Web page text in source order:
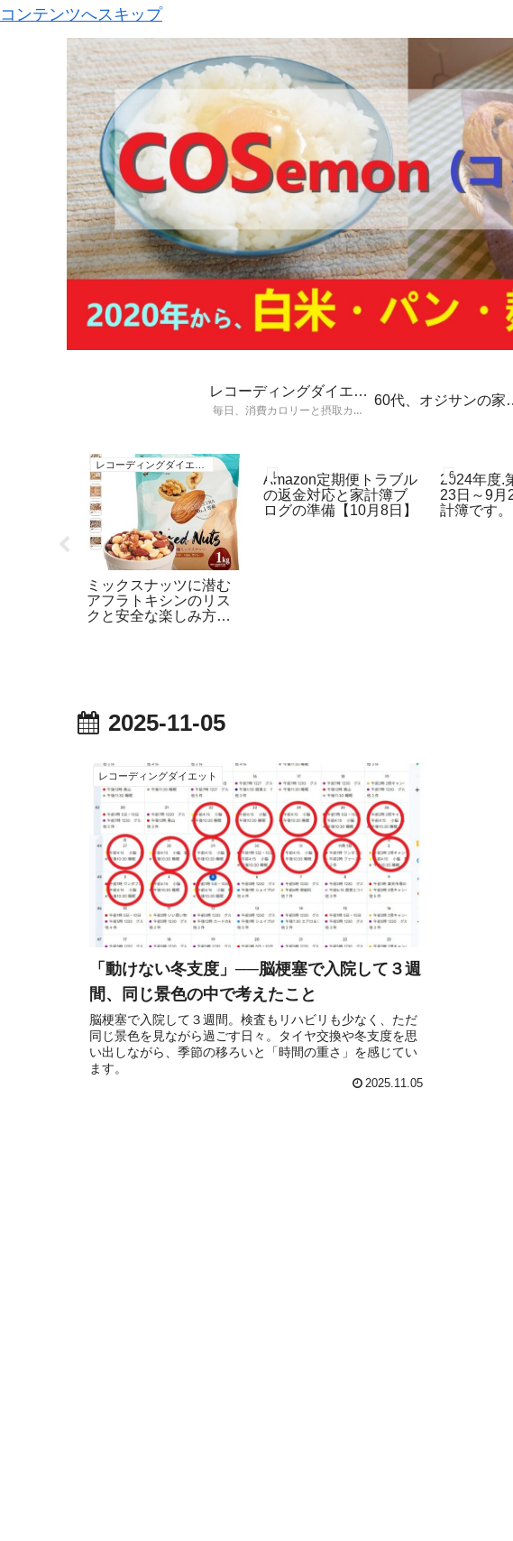
コンテンツへスキップ
レコーディングダイエッ
ト
毎日、消費カロリーと摂取カロ
60代、オジサンの家
ミックスナッツに潜む
アフラトキシンのリス
クと安全な楽しみ方【1
レコーディングダイエット
Amazon定期便トラブル
の返金対応と家計簿ブ
ログの準備【10月8日】
60代、オジサ
2024年度.
23日～9月
計簿です。
2025-11-05
レコーディングダイエット
「動けない冬支度」──脳梗塞で入院して３週
間、同じ景色の中で考えたこと
脳梗塞で入院して３週間。検査もリハビリも少なく、ただ
同じ景色を見ながら過ごす日々。タイヤ交換や冬支度を思
い出しながら、季節の移ろいと「時間の重さ」を感じてい
ます。
2025.11.05